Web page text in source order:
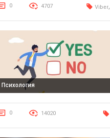
0 4707 Viber,
Психология
0 14020